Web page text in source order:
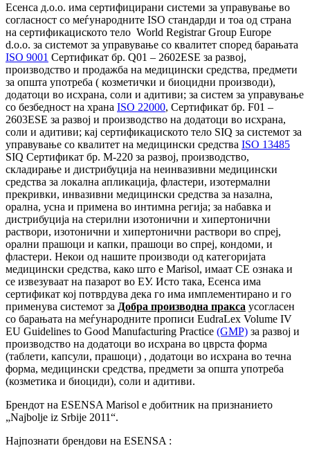
Есенса д.о.о. има сертифицирани системи за управување во
согласност со меѓународните ISO стандарди и тоа од страна
на сертификациското тело World Registrar Group Europe
d.o.o. за системот за управување со квалитет според барањата
ISO 9001 Сертификат бр. Q01 – 2602ESE за развој,
производство и продажба на медицински средства, предмети
за општа употреба ( козметички и биоцидни производи),
додатоци во исхрана, соли и адитиви; за систем за управување
со безбедност на храна ISO 22000, Сертификат бр. F01 –
2603ESE за развој и производство на додатоци во исхрана,
соли и адитиви; кај сертификациското тело SIQ за системот за
управување со квалитет на медицински средства ISO 13485
SIQ Сертификат бр. М-220 за развој, производство,
складирање и дистрибуција на неинвазивни медицински
средства за локална апликација, фластери, изотермални
прекривки, инвазивни медицински средства за назална,
орална, усна и примена во интимна регија; за набавка и
дистрибуција на стерилни изотонични и хипертонични
раствори, изотонични и хипертонични раствори во спреј,
орални прашоци и капки, прашоци во спреј, кондоми, и
фластери. Некои од нашите производи од категоријата
медицински средства, како што е Marisol, имаат CE ознака и
се извезуваат на пазарот во ЕУ. Исто така, Есенса има
сертификат кој потврдува дека го има имплементирано и го
применува системот за Добра производна пракса усогласен
со барањата на меѓународните прописи EudraLex Volume IV
EU Guidelines to Good Manufacturing Practice (GMP) за развој и
производство на додатоци во исхрана во цврста форма
(таблети, капсули, прашоци) , додатоци во исхрана во течна
форма, медицински средства, предмети за општа употреба
(козметика и биоциди), соли и адитиви.
Брендот на ESENSA Marisol е добитник на признанието
„Najbolje iz Srbije 2011“.
Најпознати брендови на ESENSA :